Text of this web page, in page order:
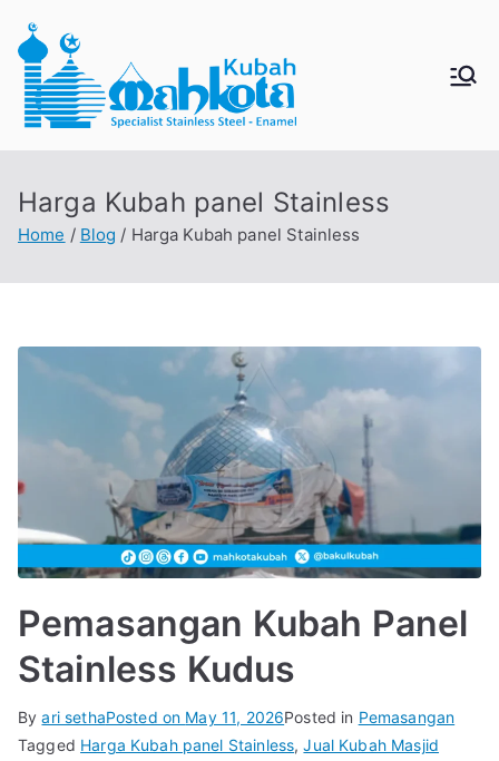
content
MAHKO
H
Jual Kubah Masjid
Harga Kubah panel Stainless
Home Blog Harga Kubah panel Stainless
Pemasangan Kubah Panel
Stainless Kudus
Byari sethaPosted on May 11, 2026Posted in Pemasangan
Tagged Harga Kubah panel Stainless,Jual Kubah Masjid